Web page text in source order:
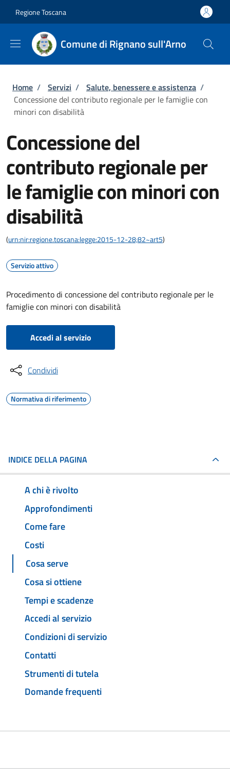
Regione Toscana
Comune di Rignano sull'Arno
Briciole di pane
Home / Servizi / Salute, benessere e assistenza /
Concessione del contributo regionale per le famiglie con
minori con disabilità
Concessione del
contributo regionale per
le famiglie con minori con
disabilità
(urn:nir:regione.toscana:legge:2015-12-28;82~art5)
Servizio attivo
Procedimento di concessione del contributo regionale per le
famiglie con minori con disabilità
Accedi al servizio
Condividi
Normativa di riferimento
INDICE DELLA PAGINA
A chi è rivolto
Approfondimenti
Come fare
Costi
Cosa serve
Cosa si ottiene
Tempi e scadenze
Accedi al servizio
Condizioni di servizio
Contatti
Strumenti di tutela
Domande frequenti